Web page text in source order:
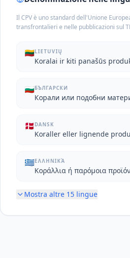
Il CPV è uno standard dell'Unione
transfrontalieri e nelle pubblicazioni sul
🇱🇹LIETUVIŲ
Koralai ir kiti panašūs
🇧🇬БЪЛГАРСКИ
Корали или подобни
🇩🇰 DANSK
Koraller eller lignende
🇬🇷ΕΛΛΗΝΙΚΆ
Κοράλλια ή παρόμοια
Mostra altre 15 lingue